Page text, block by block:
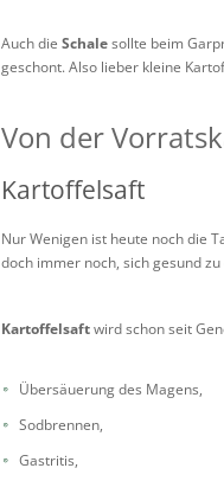
Auch die Schalesollte beim
geschont. Also lieber kleine
Von der
Kartoffelsaft
Nur Wenigen ist heute noch die
doch immer noch, sich gesund zu
Kartoffelsaftwird schon seit
Übersäuerung des Magens,
Sodbrennen,
Gastritis,